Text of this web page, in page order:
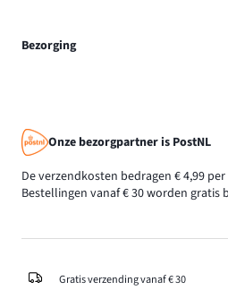
Bezorging
Onze bezorgpartner is PostNL
De verzendkosten bedragen € 4,99
Bestellingen vanaf € 30 worden gratis
Gratis verzending vanaf € 30